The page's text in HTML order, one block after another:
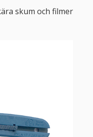
skum och filmer